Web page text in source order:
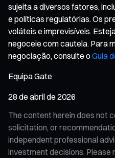
sujeita a diversos fatores,
e políticas regulatórias. Os
voláteis e imprevisíveis.
negoceie com cautela. Para
negociação, consulte oGuia
Equipa Gate
28 de abril de 2026
The content herein does not
solicitation, or
independent professional
investment decisions.